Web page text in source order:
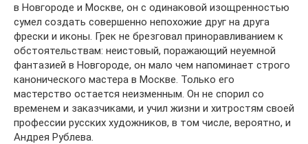
в Новгороде и Москве, он с одинаковой изощренностью
сумел создать совершенно непохожие друг на друга
фрески и иконы. Грек не брезговал приноравливанием к
обстоятельствам: неистовый, поражающий неуемной
фантазией в Новгороде, он мало чем напоминает строго
канонического мастера в Москве. Только его
мастерство остается неизменным. Он не спорил со
временем и заказчиками, и учил жизни и хитростям своей
профессии русских художников, в том числе, вероятно, и
Андрея Рублева.